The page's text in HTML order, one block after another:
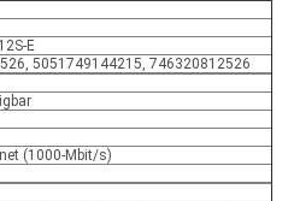
E
5051749144215, 746320812526
(1000-Mbit/s)